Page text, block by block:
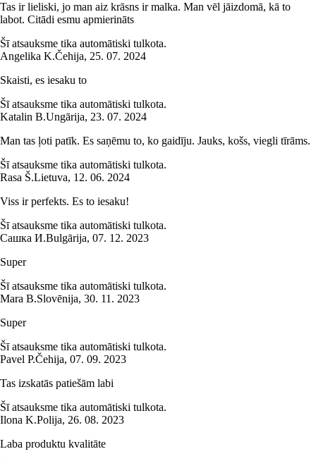
Tas ir lieliski, jo man aiz krāsns ir malka. Man vēl jāizdomā, kā to
labot. Citādi esmu apmierināts
Šī atsauksme tika automātiski tulkota.
Angelika K.Čehija, 25. 07. 2024
Skaisti, es iesaku to
Šī atsauksme tika automātiski tulkota.
Katalin B.Ungārija, 23. 07. 2024
Man tas ļoti patīk. Es saņēmu to, ko gaidīju. Jauks, košs, viegli tīrāms.
Šī atsauksme tika automātiski tulkota.
Rasa Š.Lietuva, 12. 06. 2024
Viss ir perfekts. Es to iesaku!
Šī atsauksme tika automātiski tulkota.
Сашка И.Bulgārija, 07. 12. 2023
Super
Šī atsauksme tika automātiski tulkota.
Mara B.Slovēnija, 30. 11. 2023
Super
Šī atsauksme tika automātiski tulkota.
Pavel P.Čehija, 07. 09. 2023
Tas izskatās patiešām labi
Šī atsauksme tika automātiski tulkota.
Ilona K.Polija, 26. 08. 2023
Laba produktu kvalitāte